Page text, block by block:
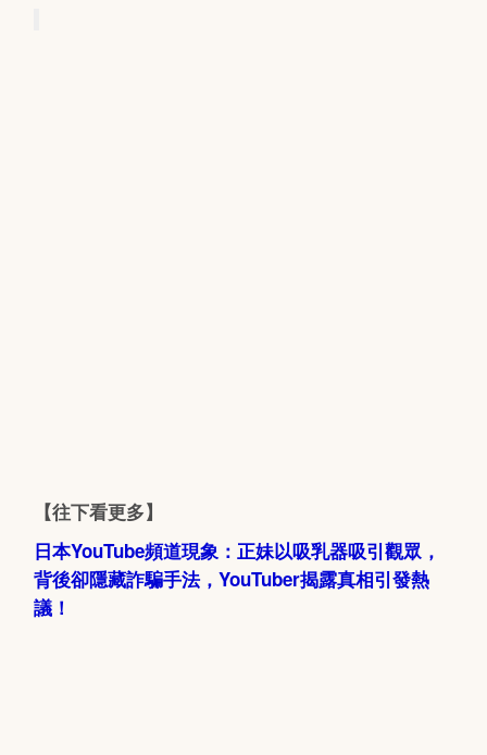
【往下看更多】
日本YouTube頻道現象：正妹以吸乳器吸引觀眾，
背後卻隱藏詐騙手法，YouTuber揭露真相引發熱
議！